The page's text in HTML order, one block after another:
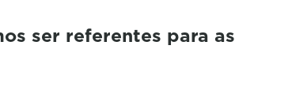
ser referentes para as